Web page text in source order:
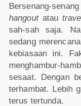
Bersenang-
hangoutatau
sah-sah saja.
sedang
kebiasaan ini.
menghambur-
sesaat. Dengan
terhambat. Lebih
terus tertunda.